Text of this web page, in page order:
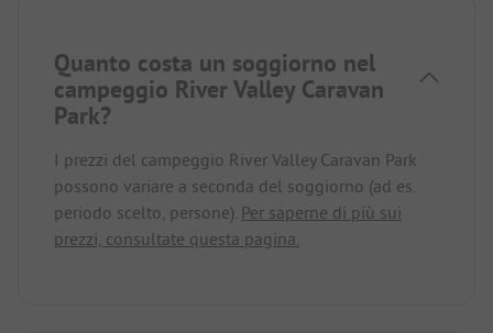
Quanto costa un soggiorno nel
campeggio River Valley Caravan
Park?
I prezzi del campeggio River Valley Caravan Park
possono variare a seconda del soggiorno (ad es.
periodo scelto, persone). Per saperne di più sui
prezzi, consultate questa pagina.